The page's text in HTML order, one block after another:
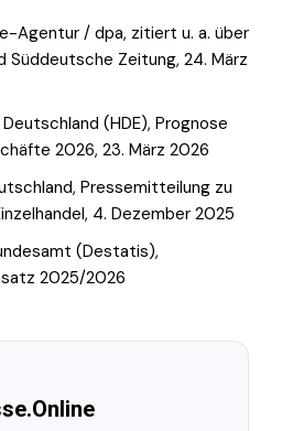
Agentur / dpa, zitiert u. a. über
Süddeutsche Zeitung, 24. März
(HDE), Prognose
2026, 23. März 2026
Pressemitteilung zu
4. Dezember 2025
(Destatis),
2025/2026